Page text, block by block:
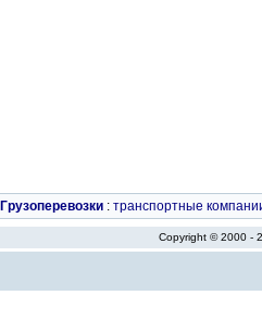
Грузоперевозки : транспортные
Copyright © 2000 -